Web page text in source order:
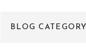
BLOG CATEGORY